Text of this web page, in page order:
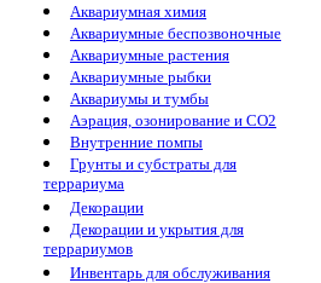
Аквариумная химия
Аквариумные беспозвоночные
Аквариумные растения
Аквариумные рыбки
Аквариумы и тумбы
Аэрация, озонирование и CO2
Внутренние помпы
Грунты и субстраты для
террариума
Декорации
Декорации и укрытия для
террариумов
Инвентарь для обслуживания